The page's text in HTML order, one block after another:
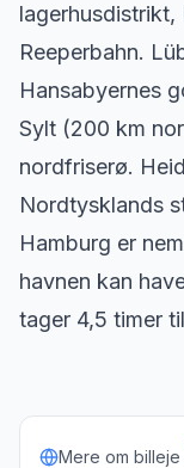
lagerhusdistrikt,
Reeperbahn.
Hansabyernes
Sylt (200 km
nordfriserø.
Nordtysklands
Hamburg er
havnen kan
tager 4,5 timer
Mere om billeje